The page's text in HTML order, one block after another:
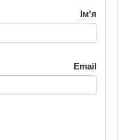
Ім'я
Email